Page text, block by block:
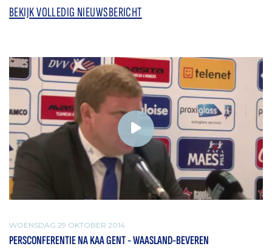
BEKIJK VOLLEDIG NIEUWSBERICHT
WOENSDAG 29 OKTOBER 2014
PERSCONFERENTIE NA KAA GENT - WAASLAND-BEVEREN